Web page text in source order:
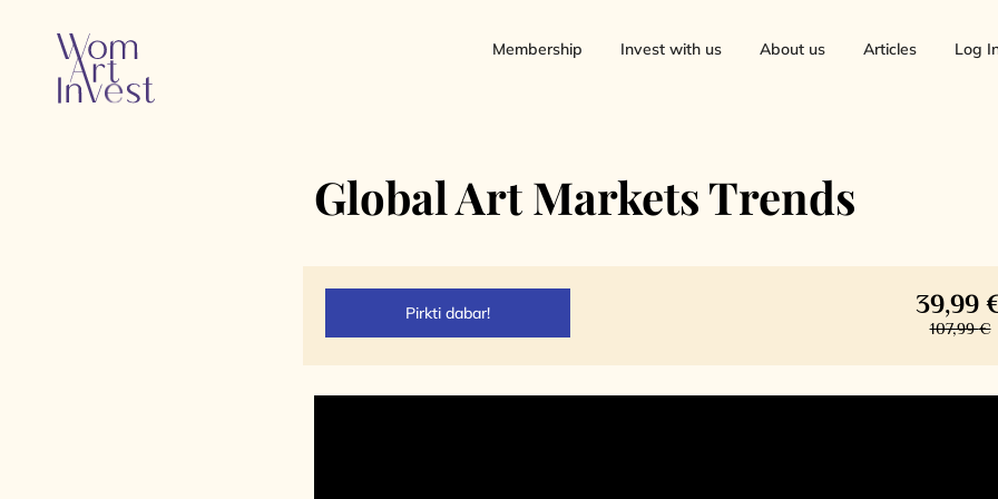
Membership Invest with us About us Articles Log
Global Art Markets Trends
Pirkti dabar! 39,99
107,99€